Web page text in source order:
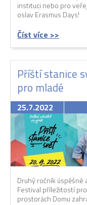
instituci nebo pro
oslav Erasmus Days!
Číst více >>
Příští stanice
pro mladé
25.7.2022
Druhý ročník
Festival příležitostí
prostorách Domu